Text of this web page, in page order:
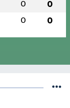
0 0
0 0